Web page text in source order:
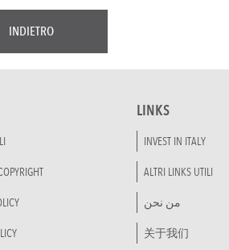
INDIETRO
LINKS
INVEST IN ITALY
ALTRI LINKS UTILI
من نحن
关于我们